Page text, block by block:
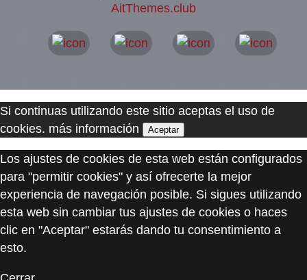
AitThemes.club
Si continuas utilizando este sitio aceptas el uso de
cookies. más información Aceptar
Los ajustes de cookies de esta web están configurados
para "permitir cookies" y así ofrecerte la mejor
experiencia de navegación posible. Si sigues utilizando
esta web sin cambiar tus ajustes de cookies o haces
clic en "Aceptar" estarás dando tu consentimiento a
esto.